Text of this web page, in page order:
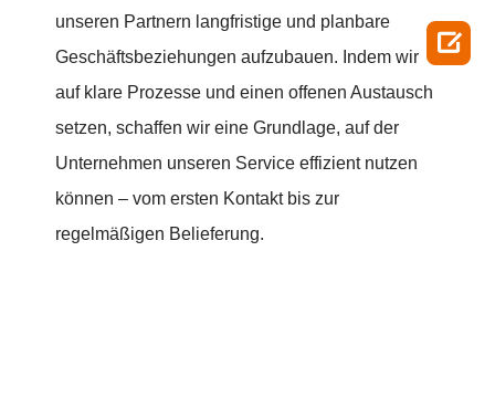
unseren Partnern langfristige und planbare
Geschäftsbeziehungen aufzubauen. Indem wir
auf klare Prozesse und einen offenen Austausch
setzen, schaffen wir eine Grundlage, auf der
Unternehmen unseren Service effizient nutzen
können – vom ersten Kontakt bis zur
regelmäßigen Belieferung.
